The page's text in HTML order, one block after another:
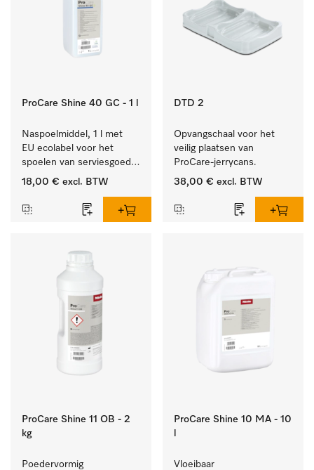
ProCare Shine 40 GC - 1 l
Naspoelmiddel, 1 l met
EU ecolabel voor het
spoelen van serviesgoed,
bestek en glazen.
18,00 € excl. BTW
DTD 2
Opvangschaal voor het
veilig plaatsen van
ProCare-jerrycans.
38,00 € excl. BTW
ProCare Shine 11 OB - 2
kg
Poedervormig
ProCare Shine 10 MA - 10
Vloeibaar